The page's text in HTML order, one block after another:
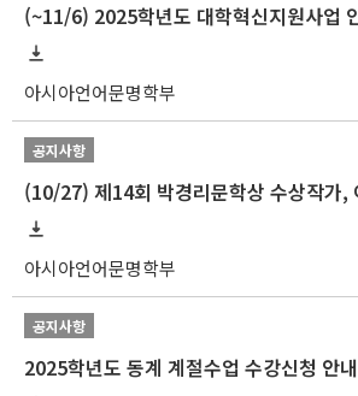
아시아언어문명학부
공지사항
아시아언어문명학부
공지사항
2025학년도 동계 계절수업 수강신청 안내